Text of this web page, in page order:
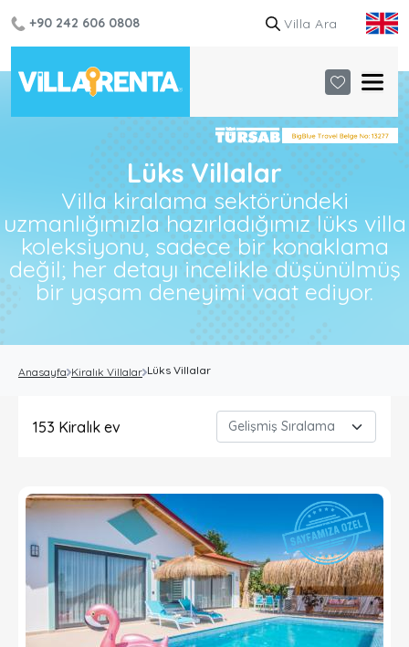
+90 242 606 0808
Lüks Villalar
Villa kiralama sektöründeki
uzmanlığımızla hazırladığımız lüks villa
koleksiyonu, sadece bir konaklama
değil; her detayı incelikle düşünülmüş
bir yaşam deneyimi vaat ediyor.
Anasayfa Kiralık Villalar Lüks Villalar
153 Kiralık ev